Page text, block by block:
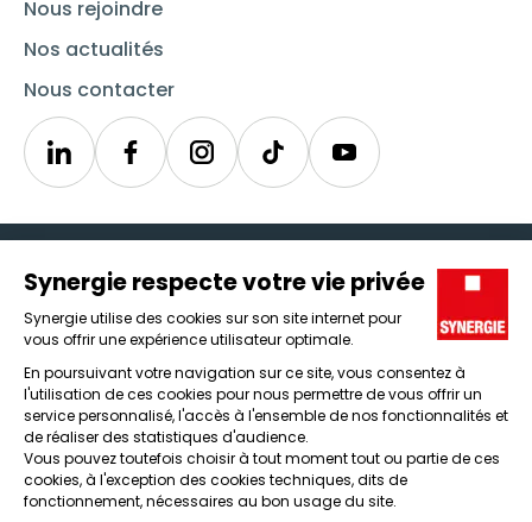
Nous rejoindre
Nos actualités
Nous contacter
LinkedinSynergieInstagramTikTok Youtube
Icône d'illustration
Candidats
Entreprises
Icône d'illustration
Nos agences
Icône d'illustration
Conditions générales d'utilisation et mentions légales
Protection des données
Lanceur d'alertes